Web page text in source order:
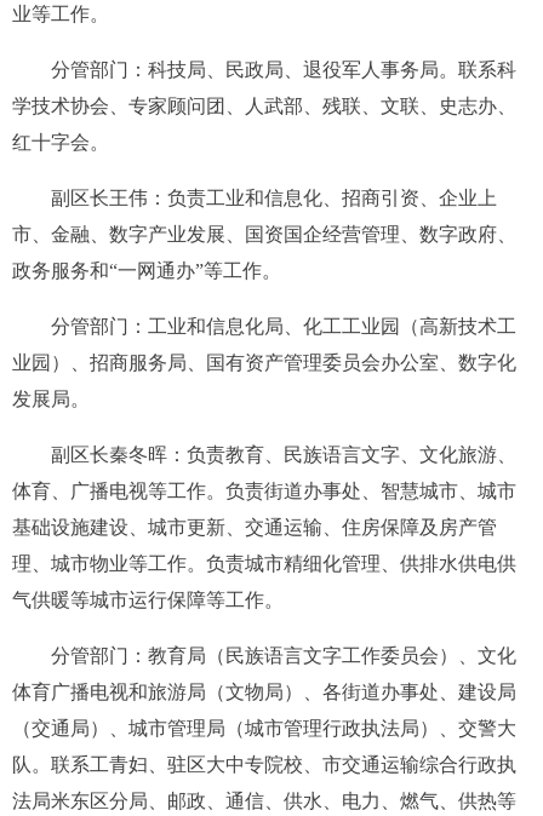
业等工作。
分管部门： 科技局、 民政局 退役军人事务局。 联系科
学技术协会
专家顾问团 人武部 残联、 文联、史志办、
红十字会。
副区长王伟 ： 负责工业和信息化 招商引资
企业上
市
金融、 数字产业发展、 国资国企经营管理 、数字政府、
政务服务和“一网通办”等工作。
分管部门：工业和信息化局 化工工业园 （高新技术工
业园 ） 招商服务局 国有资产管理委员会办公室
数字化
发展局。
副区长秦冬晖 ： 负责教育、民族语言文字
文化旅游、
体育、广播电视等工作。 负责街道办事处 智慧城市
城市
基础设施建设 城市更新、 交通运输 、住房保障及 房产管
理、城市物业等工作。 负责城市精细化管理
供排水供电供
气供暖等城市运行保障等工作。
分管部门：教育局（民族语言文字工作委员会）、文化
体育广播电视和旅游局 （文物局） 、各街道办事处
建设局
（交通局）、城市管理局（城市管理行政执法局）
交警大
队 。 联系工青妇 驻区大中专院校
市交通运输综合行政执
法局米东区分局
邮政、通信、供水、电力、燃气、供热等